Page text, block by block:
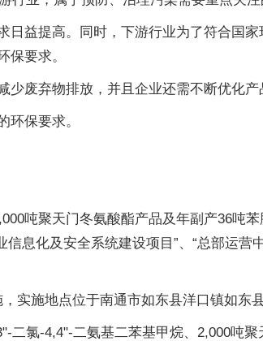
益提高。同时，下游行业为了符合国
要求。
废弃物排放，并且企业还需不断优化产
保要求。
吨聚天门冬氨酸酯产品及年副产36吨
信息化及安全系统建设项目”、“总部运营
实施地点位于南通市如东县洋口镇如东
氯-4,4"-二氨基二苯基甲烷、2,000吨